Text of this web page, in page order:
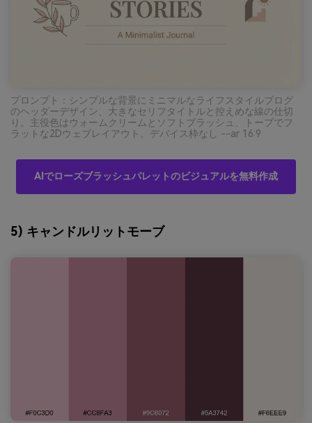
プロンプト：シンプルな背景にミニマルなライフスタイルブログ
のヘッダーデザイン、大きなセリフタイトルと控えめな線の仕切
り。主役色はウォームクリームとソフトブラッシュ、トープでフ
ラットな2Dウェブレイアウト。デバイス枠なし --ar 16:9
AIでローズブラッシュパレットのビジュアルを無料作成
5) キャンドルリットモーブ